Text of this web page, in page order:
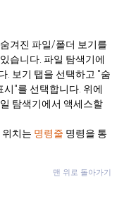
겨진 파일/폴더 보기를
습니다. 파일 탐색기에
. 보기 탭을 선택하고 "숨
시"를 선택합니다. 위에
탐색기에서 액세스할
치는 명령줄 명령을 통
맨 위로 돌아가기